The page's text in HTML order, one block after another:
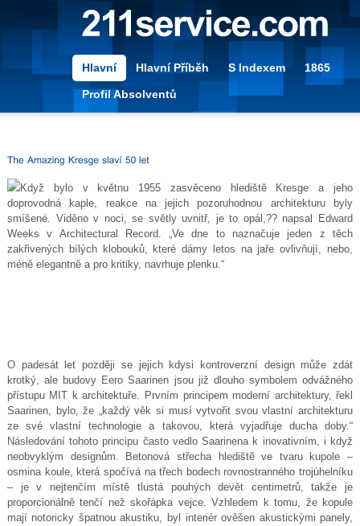
Hlavní Hlavní Příběh S Indexem 1865
Profil Absolventů
Když bylo v květnu 1955 zasvěceno hlediště Kresge a jeho
doprovodná kaple, reakce na jejich pozoruhodnou architekturu byly
smíšené. Viděno v noci, se světly uvnitř, je to opál,?? napsal Edward
Weeks v Architectural Record. „Ve dne to naznačuje jeden z těch
zakřivených bílých klobouků, které dámy letos na jaře ovlivňují, nebo,
méně elegantně a pro kritiky, navrhuje plenku.“
O padesát let později se jejich kdysi kontroverzní design může zdát
krotký, ale budovy Eero Saarinen jsou již dlouho symbolem odvážného
přístupu MIT k architektuře. Prvním principem moderní architektury, řekl
Saarinen, bylo, že „každý věk si musí vytvořit svou vlastní architekturu
ze své vlastní technologie a takovou, která vyjadřuje ducha doby.“
Následování tohoto principu často vedlo Saarinena k inovativním, i když
neobvyklým designům. Betonová střecha hlediště ve tvaru kupole –
osmina koule, která spočívá na třech bodech rovnostranného trojúhelníku
– je v nejtenčím místě tlustá pouhých devět centimetrů, takže je
proporcionálně tenčí než skořápka vejce. Vzhledem k tomu, že kopule
mají notoricky špatnou akustiku, byl interiér ověšen akustickými panely,